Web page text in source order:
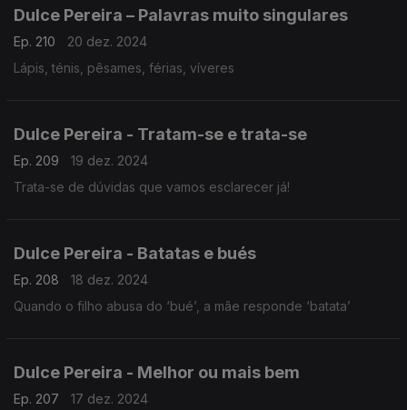
Dulce Pereira – Palavras muito singulares
Ep. 210
20 dez. 2024
Lápis, ténis, pêsames, férias, víveres
Dulce Pereira - Tratam-se e trata-se
Ep. 209
19 dez. 2024
Trata-se de dúvidas que vamos esclarecer já!
Dulce Pereira - Batatas e bués
Ep. 208
18 dez. 2024
Quando o filho abusa do ‘bué’, a mãe responde ‘batata’
Dulce Pereira - Melhor ou mais bem
Ep. 207
17 dez. 2024